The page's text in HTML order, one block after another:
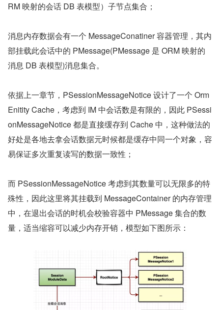
RM 映射的会话 DB 表模型）子节点集合；
消息内存数据会有一个 MessageConatiner 容器管理，其内
部挂载此会话中的 PMessage(PMessage 是 ORM 映射的
消息 DB 表模型)消息集合。
依据上一章节，PSessionMessageNotice 设计了一个 Orm
Enitity Cache，考虑到 IM 中会话数是有限的，因此 PSessi
onMessageNotice 都是直接缓存到 Cache 中，这种做法的
好处是各地去拿会话数据元时候都是缓存中同一个对象，容
易保证多次重复读写的数据一致性；
而 PSessionMessageNotice 考虑到其数量可以无限多的特
殊性，因此这里将其挂载到 MessageContainer 的内存管理
中，在退出会话的时机会校验容器中 PMessage 集合的数
量，适当缩容可以减少内存开销，模型如下图所示：